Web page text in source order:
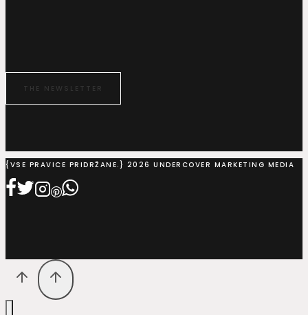
THE NEWSLETTER
{VSE PRAVICE PRIDRŽANE.} 2026 UNDERCOVER MARKETING MEDIA